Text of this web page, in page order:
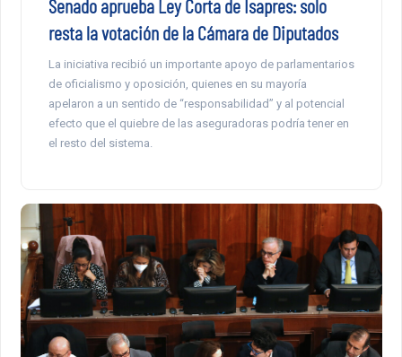
Senado aprueba Ley Corta de Isapres: solo
resta la votación de la Cámara de Diputados
La iniciativa recibió un importante apoyo de parlamentarios
de oficialismo y oposición, quienes en su mayoría
apelaron a un sentido de “responsabilidad” y al potencial
efecto que el quiebre de las aseguradoras podría tener en
el resto del sistema.